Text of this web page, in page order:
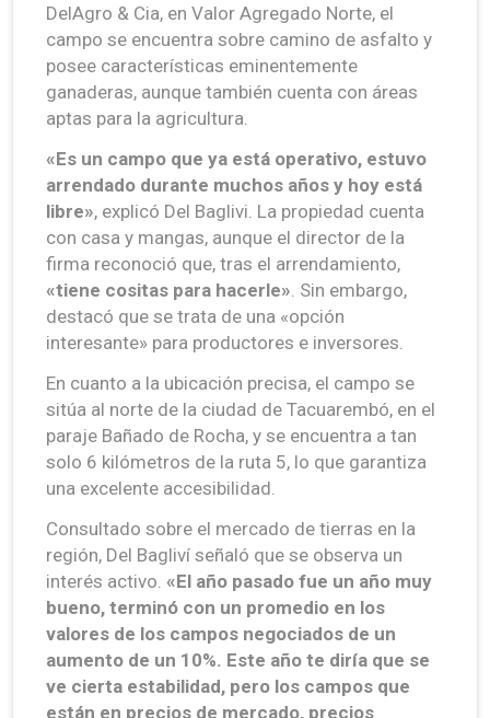
DelAgro & Cia, en Valor Agregado Norte, el
campo se encuentra sobre camino de asfalto y
posee características eminentemente
ganaderas, aunque también cuenta con áreas
aptas para la agricultura.
«Es un campo que ya está operativo, estuvo
arrendado durante muchos años y hoy está
libre», explicó Del Baglivi. La propiedad cuenta
con casa y mangas, aunque el director de la
firma reconoció que, tras el arrendamiento,
«tiene cositas para hacerle» . Sin embargo,
destacó que se trata de una «opción
interesante» para productores e inversores.
En cuanto a la ubicación precisa, el campo se
sitúa al norte de la ciudad de Tacuarembó, en el
paraje Bañado de Rocha, y se encuentra a tan
solo 6 kilómetros de la ruta 5, lo que garantiza
una excelente accesibilidad.
Consultado sobre el mercado de tierras en la
región, Del Bagliví señaló que se observa un
interés activo. «El año pasado fue un año muy
bueno, terminó con un promedio en los
valores de los campos negociados de un
aumento de un 10%. Este año te diría que se
ve cierta estabilidad, pero los campos que
están en precios de mercado, precios